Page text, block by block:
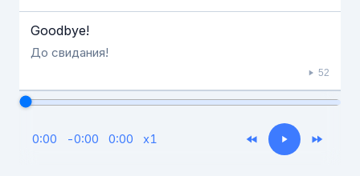
Goodbye!
До свидания!
52
0:00 -0:00 0:00 x1